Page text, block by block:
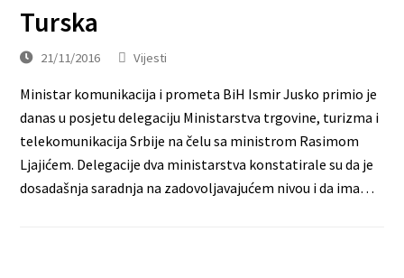
Turska
21/11/2016 Vijesti
Ministar komunikacija i prometa BiH Ismir Jusko primio je
danas u posjetu delegaciju Ministarstva trgovine, turizma i
telekomunikacija Srbije na čelu sa ministrom Rasimom
Ljajićem. Delegacije dva ministarstva konstatirale su da je
dosadašnja saradnja na zadovoljavajućem nivou i da ima…